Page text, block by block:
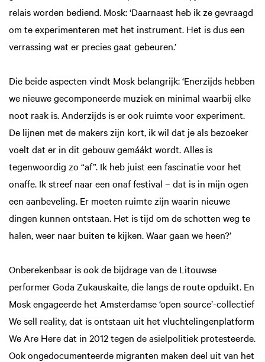
relais worden bediend. Mosk: ‘Daarnaast heb ik ze gevraagd
om te experimenteren met het instrument. Het is dus een
verrassing wat er precies gaat gebeuren.’
Die beide aspecten vindt Mosk belangrijk: ‘Enerzijds hebben
we nieuwe gecomponeerde muziek en minimal waarbij elke
noot raak is. Anderzijds is er ook ruimte voor experiment.
De lijnen met de makers zijn kort, ik wil dat je als bezoeker
voelt dat er in dit gebouw gemáákt wordt. Alles is
tegenwoordig zo “af”. Ik heb juist een fascinatie voor het
onaffe. Ik streef naar een onaf festival – dat is in mijn ogen
een aanbeveling. Er moeten ruimte zijn waarin nieuwe
dingen kunnen ontstaan. Het is tijd om de schotten weg te
halen, weer naar buiten te kijken. Waar gaan we heen?’
Onberekenbaar is ook de bijdrage van de Litouwse
performer Goda Zukauskaite, die langs de route opduikt. En
Mosk engageerde het Amsterdamse ‘open source’-collectief
We sell reality, dat is ontstaan uit het vluchtelingenplatform
We Are Here dat in 2012 tegen de asielpolitiek protesteerde.
Ook ongedocumenteerde migranten maken deel uit van het